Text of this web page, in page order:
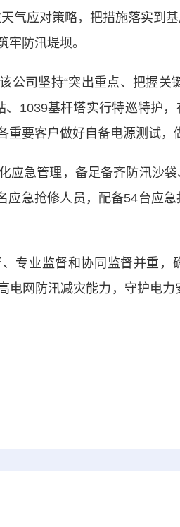
气应对策略，把措施落实到
牢防汛堤坝。
司坚持“突出重点、把握关
1039基杆塔实行特巡特护，
重要客户做好自备电源测试，
急管理，备足备齐防汛沙袋
应急抢修人员，配备54台应
业监督和协同监督并重，
电网防汛减灾能力，守护电